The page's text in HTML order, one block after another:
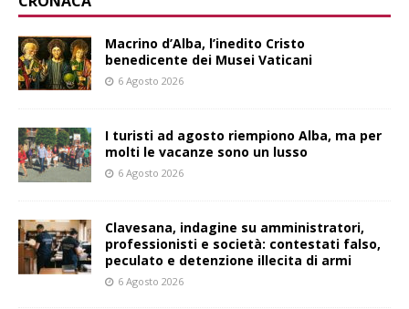
Macrino d’Alba, l’inedito Cristo
benedicente dei Musei Vaticani
6 Agosto 2026
I turisti ad agosto riempiono Alba, ma per
molti le vacanze sono un lusso
6 Agosto 2026
Clavesana, indagine su amministratori,
professionisti e società: contestati falso,
peculato e detenzione illecita di armi
6 Agosto 2026